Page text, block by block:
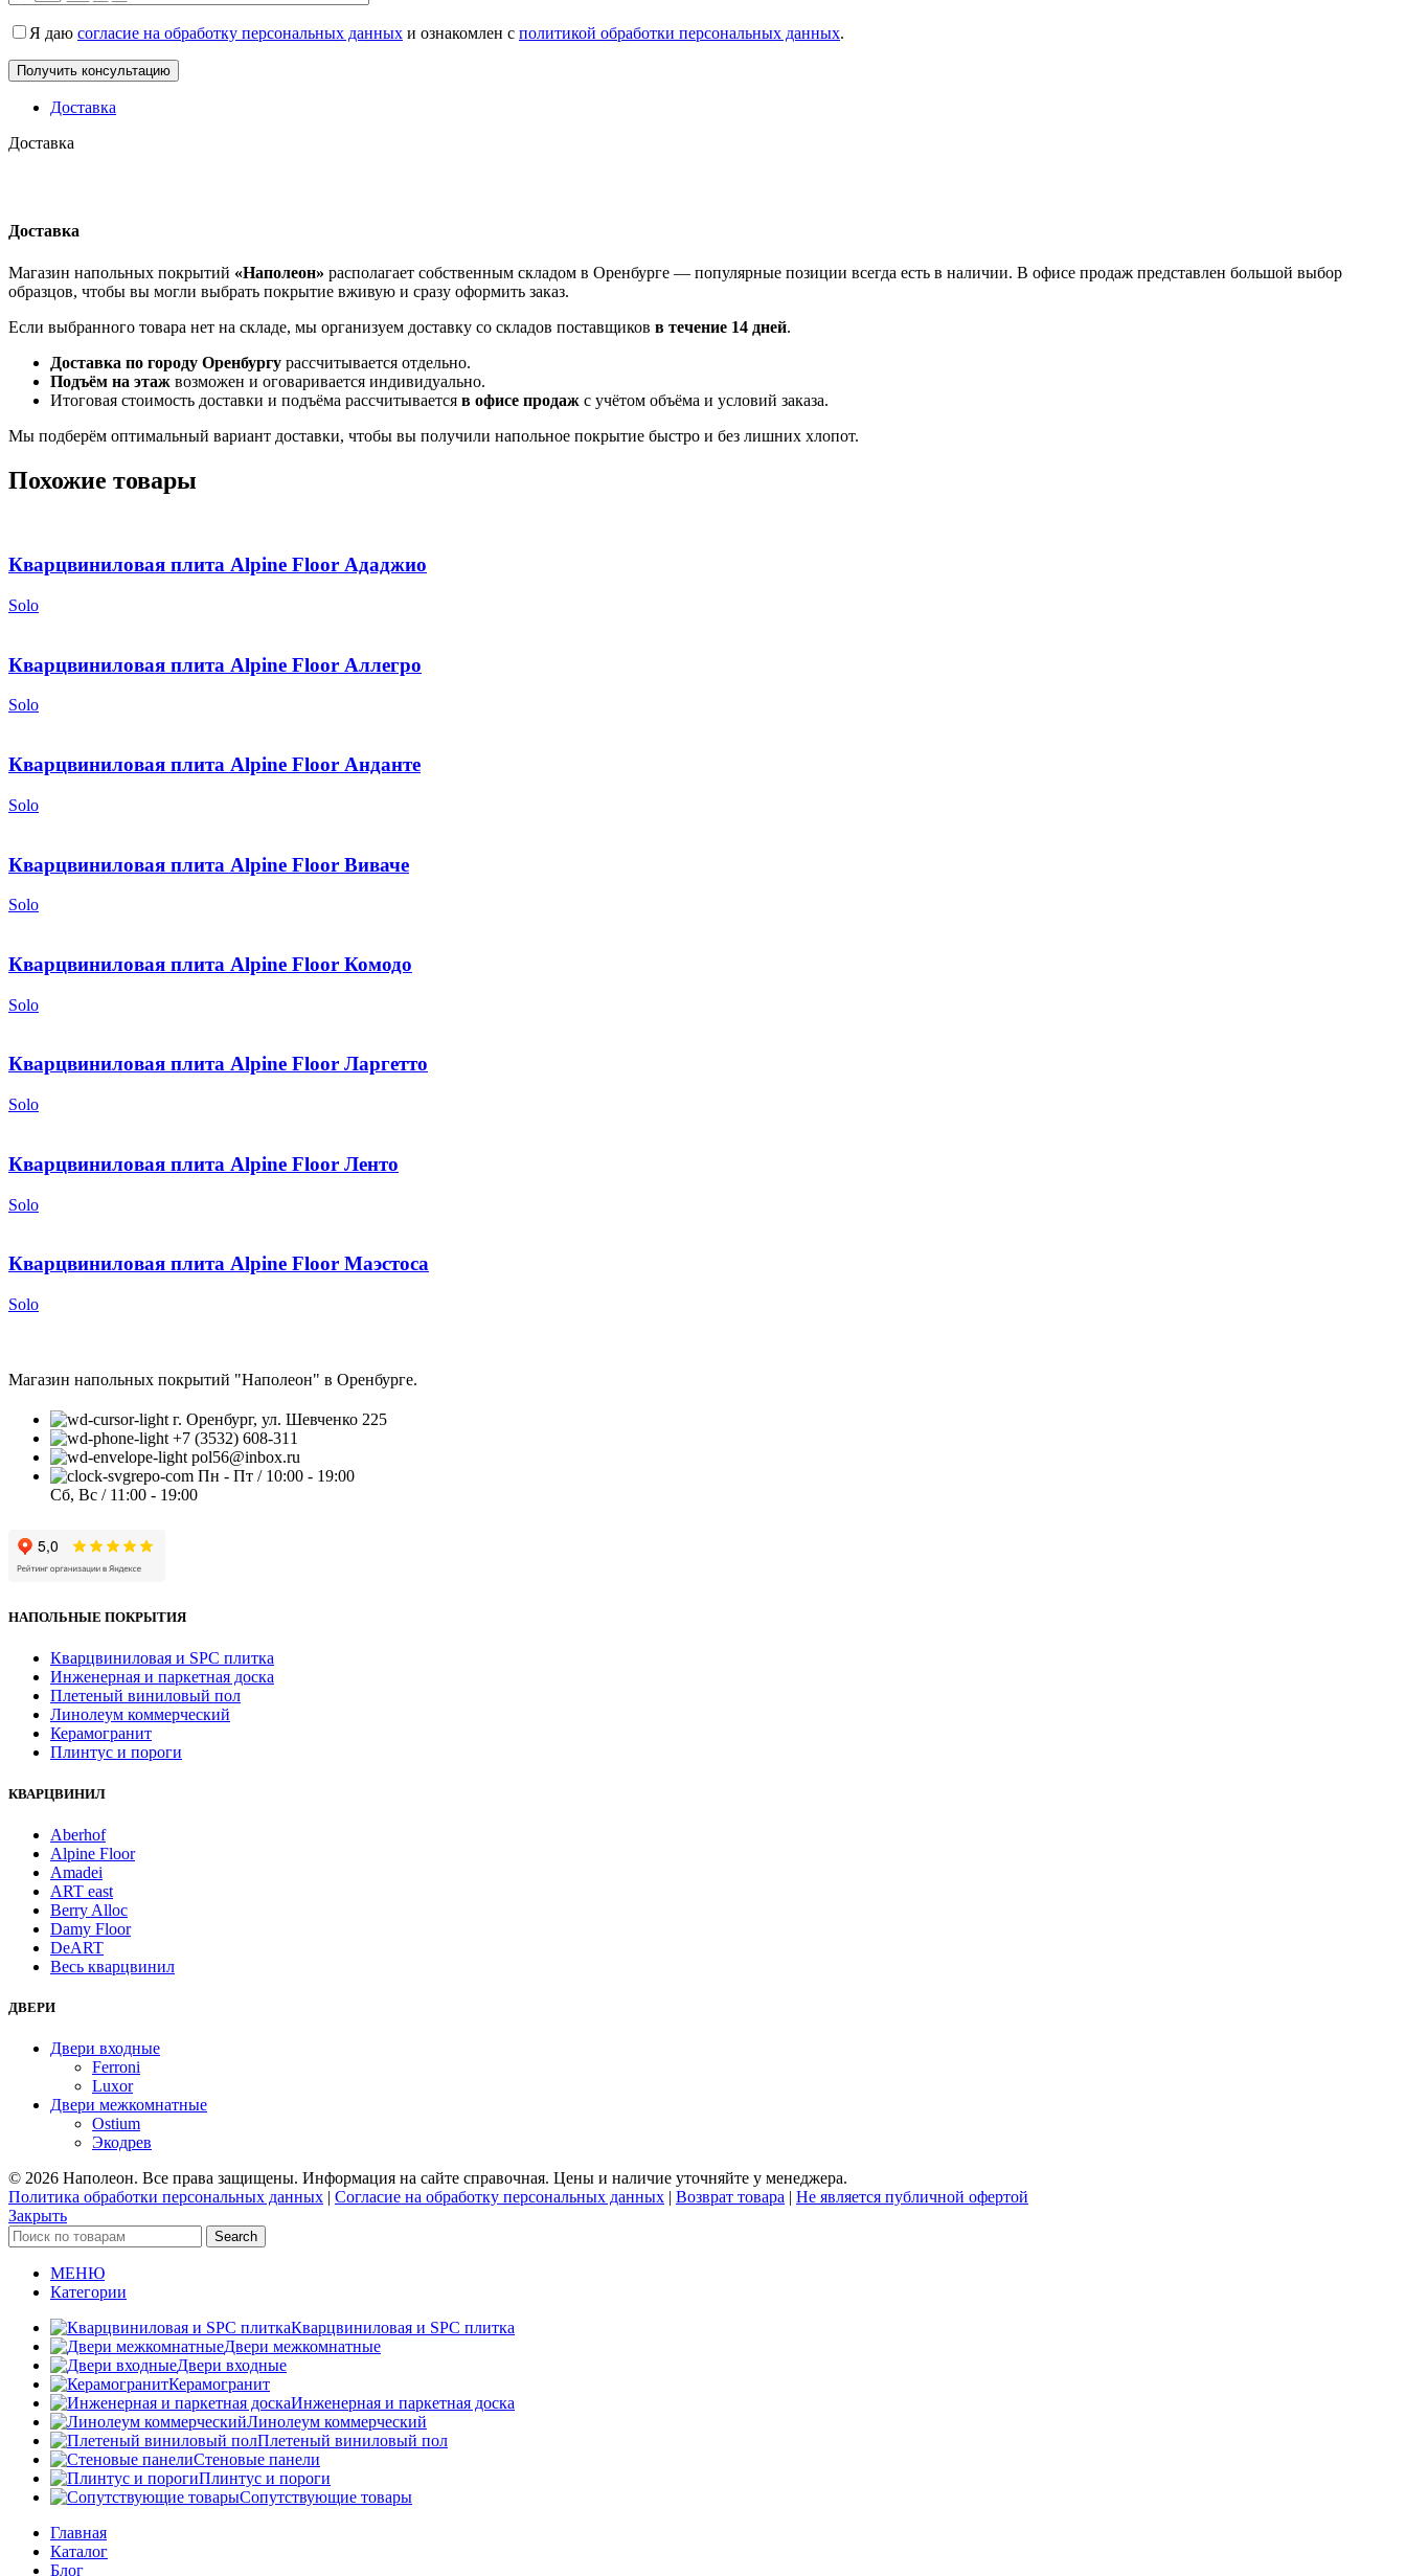
Я даю согласие на обработку персональных данных и ознакомлен с политикой обработки персональных данных.
Доставка
Доставка
Доставка
Магазин напольных покрытий «Наполеон» располагает собственным складом в Оренбурге — популярные позиции всегда есть в наличии. В офисе продаж представлен большой выбор
образцов, чтобы вы могли выбрать покрытие вживую и сразу оформить заказ.
Если выбранного товара нет на складе, мы организуем доставку со складов поставщиков в течение 14 дней.
Доставка по городу Оренбургу рассчитывается отдельно.
Подъём на этаж возможен и оговаривается индивидуально.
Итоговая стоимость доставки и подъёма рассчитывается в офисе продаж с учётом объёма и условий заказа.
Мы подберём оптимальный вариант доставки, чтобы вы получили напольное покрытие быстро и без лишних хлопот.
Похожие товары
Кварцвиниловая плита Alpine Floor Ададжио
Solo
Кварцвиниловая плита Alpine Floor Аллегро
Solo
Кварцвиниловая плита Alpine Floor Анданте
Solo
Кварцвиниловая плита Alpine Floor Виваче
Solo
Кварцвиниловая плита Alpine Floor Комодо
Solo
Кварцвиниловая плита Alpine Floor Ларгетто
Solo
Кварцвиниловая плита Alpine Floor Ленто
Solo
Кварцвиниловая плита Alpine Floor Маэстоса
Solo
Магазин напольных покрытий "Наполеон" в Оренбурге.
г. Оренбург, ул. Шевченко 225
+7 (3532) 608-311
pol56@inbox.ru
Пн - Пт / 10:00 - 19:00
Сб, Вс / 11:00 - 19:00
НАПОЛЬНЫЕ ПОКРЫТИЯ
Кварцвиниловая и SPC плитка
Инженерная и паркетная доска
Плетеный виниловый пол
Линолеум коммерческий
Керамогранит
Плинтус и пороги
КВАРЦВИНИЛ
Aberhof
Alpine Floor
Amadei
ART east
Berry Alloc
Damy Floor
DeART
Весь кварцвинил
ДВЕРИ
Двери входные
Ferroni
Luxor
Двери межкомнатные
Ostium
Экодрев
© 2026 Наполеон. Все права защищены. Информация на сайте справочная. Цены и наличие уточняйте у менеджера.
Политика обработки персональных данных | Согласие на обработку персональных данных | Возврат товара | Не является публичной офертой
Закрыть
Search
МЕНЮ
Категории
Кварцвиниловая и SPC плитка
Двери межкомнатные
Двери входные
Керамогранит
Инженерная и паркетная доска
Линолеум коммерческий
Плетеный виниловый пол
Стеновые панели
Плинтус и пороги
Сопутствующие товары
Главная
Каталог
Блог